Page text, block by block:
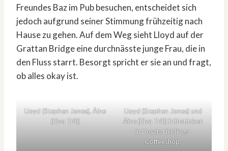
Freundes Baz im Pub besuchen, entscheidet sich
jedoch aufgrund seiner Stimmung frühzeitig nach
Hause zu gehen. Auf dem Weg sieht Lloyd auf der
Grattan Bridge eine durchnässte junge Frau, die in
den Fluss starrt. Besorgt spricht er sie an und fragt,
ob alles okay ist.
Lloyd (Stephen Jones), Áine
(Elva Trill)
Lloyd (Stephen Jones) und
Áine (Elva Trill) frühstücken
in Lloyds Lieblings-
Coffeeshop.